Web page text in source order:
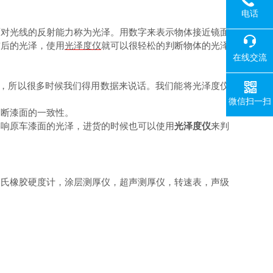
线的反射能力称为光泽。用数字来表示物体接近镜面
的光泽，使用光泽度仪就可以很轻松的判断物体的光泽
以很多时候我们得用数据来说话。我们能将光泽度仪
面的一致性。
车漆面的光泽，进货的时候也可以使用光泽度仪来判
橡胶硬度计，涂层测厚仪，超声测厚仪，转速表，声级
电话
在线交流
微信扫一扫